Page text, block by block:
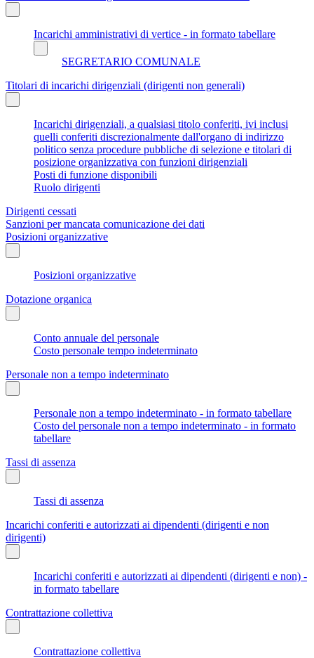
Incarichi amministrativi di vertice - in formato tabellare
SEGRETARIO COMUNALE
Titolari di incarichi dirigenziali (dirigenti non generali)
Incarichi dirigenziali, a qualsiasi titolo conferiti, ivi inclusi
quelli conferiti discrezionalmente dall'organo di indirizzo
politico senza procedure pubbliche di selezione e titolari di
posizione organizzativa con funzioni dirigenziali
Posti di funzione disponibili
Ruolo dirigenti
Dirigenti cessati
Sanzioni per mancata comunicazione dei dati
Posizioni organizzative
Posizioni organizzative
Dotazione organica
Conto annuale del personale
Costo personale tempo indeterminato
Personale non a tempo indeterminato
Personale non a tempo indeterminato - in formato tabellare
Costo del personale non a tempo indeterminato - in formato
tabellare
Tassi di assenza
Tassi di assenza
Incarichi conferiti e autorizzati ai dipendenti (dirigenti e non
dirigenti)
Incarichi conferiti e autorizzati ai dipendenti (dirigenti e non) -
in formato tabellare
Contrattazione collettiva
Contrattazione collettiva